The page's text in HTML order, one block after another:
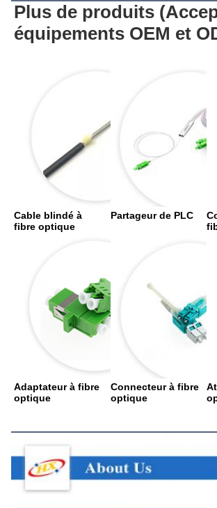
Plus de produits (
équipements OEM et
Cable blindé à
fibre optique
Partageur de PLC
Adaptateur à fibre
optique
Connecteur à fibre
optique